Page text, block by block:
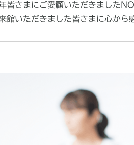
皆さまにご愛顧いただきました
館いただきました皆さまに心から